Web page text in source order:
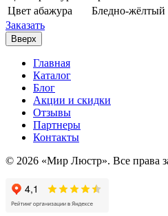
Цвет абажура
Бледно-жёлтый
Заказать
Вверх
Главная
Каталог
Блог
Акции и скидки
Отзывы
Партнеры
Контакты
© 2026 «Мир Люстр». Все права